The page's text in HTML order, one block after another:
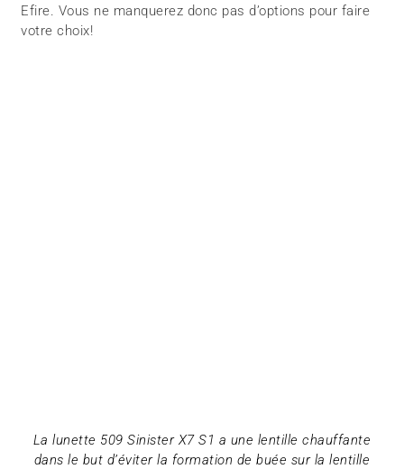
Efire. Vous ne manquerez donc pas d’options pour faire
votre choix!
La lunette 509 Sinister X7 S1 a une lentille chauffante
dans le but d’éviter la formation de buée sur la lentille